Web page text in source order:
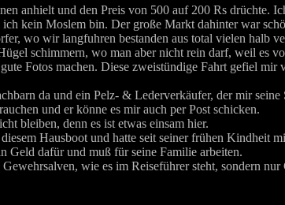
anhielt und den Preis von 500 auf 200 Rs drüchte.
kein Moslem bin. Der große Markt dahinter war
wo wir langfuhren bestanden aus total vielen halb
schimmern, wo man aber nicht rein darf, weil es
Fotos machen. Diese zweistündige Fahrt gefiel mir
da und ein Pelz- & Lederverkäufer, der mir seine
und er könne es mir auch per Post schicken.
bleiben, denn es ist etwas einsam hier.
Hausboot und hatte seit seiner frühen Kindheit
Geld dafür und muß für seine Familie arbeiten.
wie es im Reiseführer steht, sondern nur